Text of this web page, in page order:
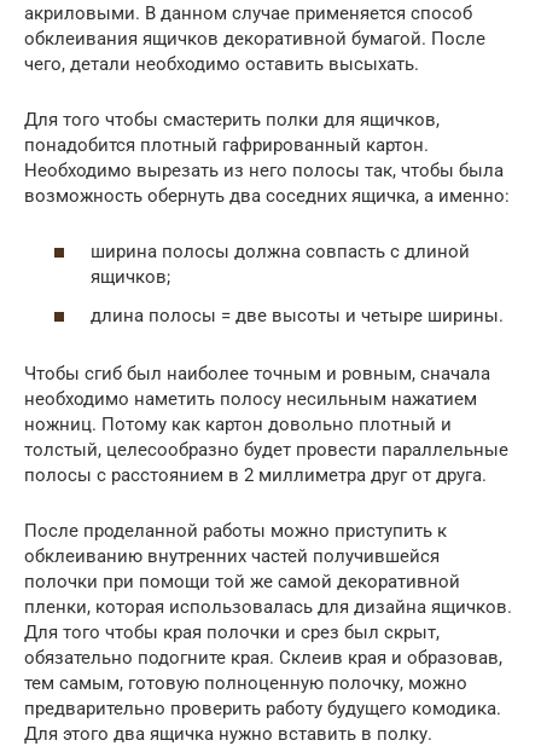
акриловыми. В данном случае применяется способ
обклеивания ящичков декоративной бумагой. После
чего, детали необходимо оставить высыхать.
Для того чтобы смастерить полки для ящичков,
понадобится плотный гафрированный картон.
Необходимо вырезать из него полосы так, чтобы была
возможность обернуть два соседних ящичка, а именно:
ширина полосы должна совпасть с длиной
ящичков;
длина полосы = две высоты и четыре ширины.
Чтобы сгиб был наиболее точным и ровным, сначала
необходимо наметить полосу несильным нажатием
ножниц. Потому как картон довольно плотный и
толстый, целесообразно будет провести параллельные
полосы с расстоянием в 2 миллиметра друг от друга.
После проделанной работы можно приступить к
обклеиванию внутренних частей получившейся
полочки при помощи той же самой декоративной
пленки, которая использовалась для дизайна ящичков.
Для того чтобы края полочки и срез был скрыт,
обязательно подогните края. Склеив края и образовав,
тем самым, готовую полноценную полочку, можно
предварительно проверить работу будущего комодика.
Для этого два ящичка нужно вставить в полку.